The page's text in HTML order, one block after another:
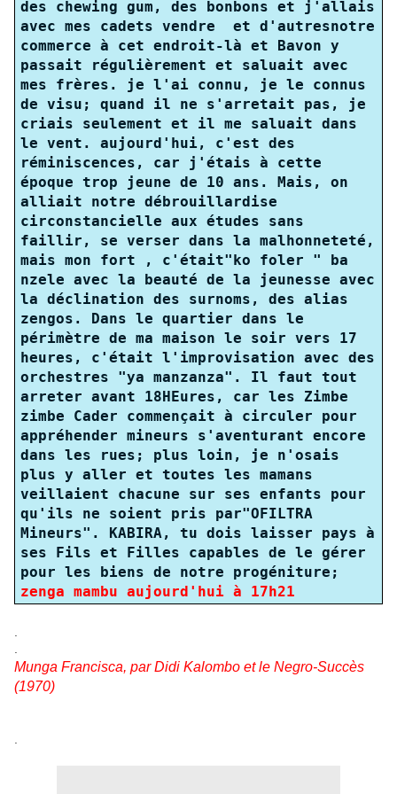
des chewing gum, des bonbons et j'allais
avec mes cadets vendre et d'autresnotre
commerce à cet endroit-là et Bavon y
passait régulièrement et saluait avec
mes frères. je l'ai connu, je le connus
de visu; quand il ne s'arretait pas, je
criais seulement et il me saluait dans
le vent. aujourd'hui, c'est des
réminiscences, car j'étais à cette
époque trop jeune de 10 ans. Mais, on
alliait notre débrouillardise
circonstancielle aux études sans
faillir, se verser dans la malhonneteté,
mais mon fort , c'était"ko foler " ba
nzele avec la beauté de la jeunesse avec
la déclination des surnoms, des alias
zengos. Dans le quartier dans le
périmètre de ma maison le soir vers 17
heures, c'était l'improvisation avec des
orchestres "ya manzanza". Il faut tout
arreter avant 18HEures, car les Zimbe
zimbe Cader commençait à circuler pour
appréhender mineurs s'aventurant encore
dans les rues; plus loin, je n'osais
plus y aller et toutes les mamans
veillaient chacune sur ses enfants pour
qu'ils ne soient pris par"OFILTRA
Mineurs". KABIRA, tu dois laisser pays à
ses Fils et Filles capables de le gérer
pour les biens de notre progéniture;
zenga mambu aujourd'hui à 17h21
Munga Francisca, par Didi Kalombo et le Negro-Succès
(1970)